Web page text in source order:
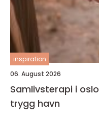
inspiration
06. August 2026
Samlivsterapi i oslo når forholdet trenger en
trygg havn